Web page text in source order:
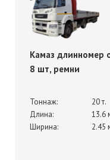
Камаз длинномер
8 шт, ремни
Тоннаж:
20 т.
Длина:
13.6
Ширина:
2.45